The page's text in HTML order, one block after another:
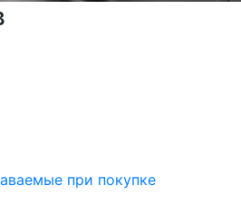
при покупке